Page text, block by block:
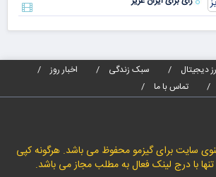
دیجیتال سبک زندگی
اخبار روز
تماس با ما
سایت برای گیزمو محفوظ می باشد. هرگونه کپی
با درج لینک فعال به مطلب مجاز می باشد.